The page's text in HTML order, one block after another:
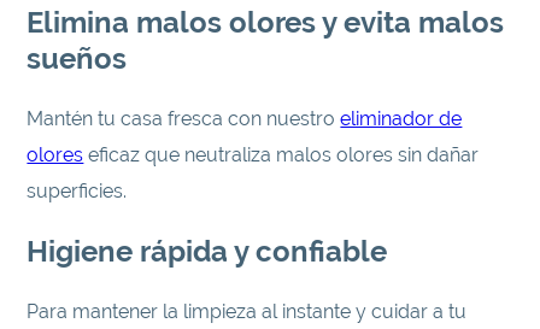
Elimina malos olores y evita malos
sueños
Mantén tu casa fresca con nuestroeliminador de
olores eficaz que neutraliza malos olores sin dañar
superficies.
Higiene rápida y confiable
Para mantener la limpieza al instante y cuidar a tu